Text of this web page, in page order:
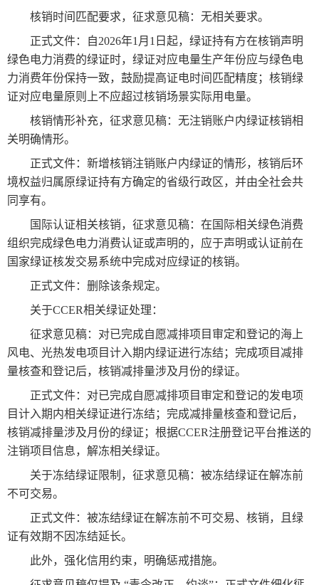
核销时间匹配要求，征求意见稿：无相关要求。
正式文件：自2026年1月1日起，绿证持有方在核销声明
绿色电力消费的绿证时，绿证对应电量生产年份应与绿色电
力消费年份保持一致，鼓励提高证电时间匹配精度；核销绿
证对应电量原则上不应超过核销场景实际用电量。
核销情形补充，征求意见稿：无注销账户内绿证核销相
关明确情形。
正式文件：新增核销注销账户内绿证的情形，核销后环
境权益归属原绿证持有方确定的省级行政区，并由全社会共
同享有。
国际认证相关核销，征求意见稿：在国际相关绿色消费
组织完成绿色电力消费认证或声明的，应于声明或认证前在
国家绿证核发交易系统中完成对应绿证的核销。
正式文件：删除该条规定。
关于CCER相关绿证处理：
征求意见稿：对已完成自愿减排项目审定和登记的海上
风电、光热发电项目计入期内绿证进行冻结；完成项目减排
量核查和登记后，核销减排量涉及月份的绿证。
正式文件：对已完成自愿减排项目审定和登记的发电项
目计入期内相关绿证进行冻结；完成减排量核查和登记后，
核销减排量涉及月份的绿证；根据CCER注册登记平台推送的
注销项目信息，解冻相关绿证。
关于冻结绿证限制，征求意见稿：被冻结绿证在解冻前
不可交易。
正式文件：被冻结绿证在解冻前不可交易、核销，且绿
证有效期不因冻结延长。
此外，强化信用约束，明确惩戒措施。